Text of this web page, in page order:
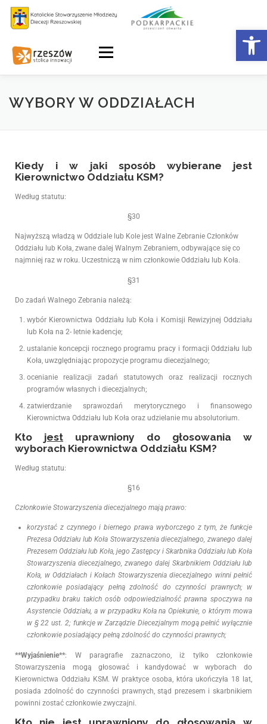
Menu
WYBORY W ODDZIAŁACH
Kiedy i w jaki sposób wybierane jest
Kierownictwo Oddziału KSM?
Według statutu:
§30
Najwyższą władzą w Oddziale lub Kole jest Walne Zebranie Członków
Oddziału lub Koła, zwane dalej Walnym Zebraniem, odbywające się co
najmniej raz w roku. Uczestniczą w nim członkowie Oddziału lub Koła.
§31
Do zadań Walnego Zebrania należą:
wybór Kierownictwa Oddziału lub Koła i Komisji Rewizyjnej Oddziału
lub Koła na 2- letnie kadencje;
ustalanie koncepcji rocznego programu pracy i formacji Oddziału lub
Koła, uwzględniając propozycje programu diecezjalnego;
ocenianie realizacji zadań statutowych oraz realizacji rocznych
programów własnych i diecezjalnych;
zatwierdzanie sprawozdań merytorycznego i finansowego
Kierownictwa Oddziału lub Koła oraz udzielanie mu absolutorium.
Kto jest uprawniony do głosowania w
wyborach Kierownictwa Oddziału KSM?
Według statutu:
§16
Członkowie Stowarzyszenia diecezjalnego mają prawo:
korzystać z czynnego i biernego prawa wyborczego z tym, że funkcje
Prezesa Oddziału lub Koła Stowarzyszenia diecezjalnego, zwanego dalej
Prezesem Oddziału lub Koła, jego Zastępcy i Skarbnika Oddziału lub Koła
Stowarzyszenia diecezjalnego, zwanego dalej Skarbnikiem Oddziału lub
Koła, w Oddziałach i Kołach Stowarzyszenia diecezjalnego winni pełnić
członkowie posiadający pełną zdolność do czynności prawnych; w
przypadku braku takich osób odpowiedzialność prawna spoczywa na
Asystencie Oddziału, a w przypadku Koła na Opiekunie, o którym mowa
w § 22 ust. 2; funkcje w Zarządzie Diecezjalnym mogą pełnić wyłącznie
członkowie posiadający pełną zdolność do czynności prawnych;
**Wyjaśnienie**: W paragrafie zaznaczono, iż tylko członkowie
Stowarzyszenia mogą głosować i kandydować w wyborach do
Kierownictwa Oddziału KSM. W praktyce osoba, która ukończyła 18 lat,
posiada zdolność do czynności prawnych, stąd prezesem i skarbnikiem
powinni zostać członkowie zwyczajni.